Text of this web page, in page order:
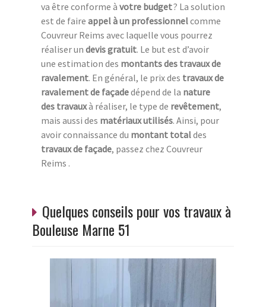
va être conforme à votre budget? La solution
est de faire appel à un professionnelcomme
Couvreur Reims avec laquelle vous pourrez
réaliser un devis gratuit. Le but est d’avoir
une estimation des montants des travaux de
ravalement. En général, le prix des travaux de
ravalement de façadedépend de la nature
des travauxà réaliser, le type de revêtement,
mais aussi des matériaux utilisés. Ainsi, pour
avoir connaissance du montant totaldes
travaux de façade, passez chez Couvreur
Reims .
Quelques conseils pour vos travaux à
Bouleuse Marne 51